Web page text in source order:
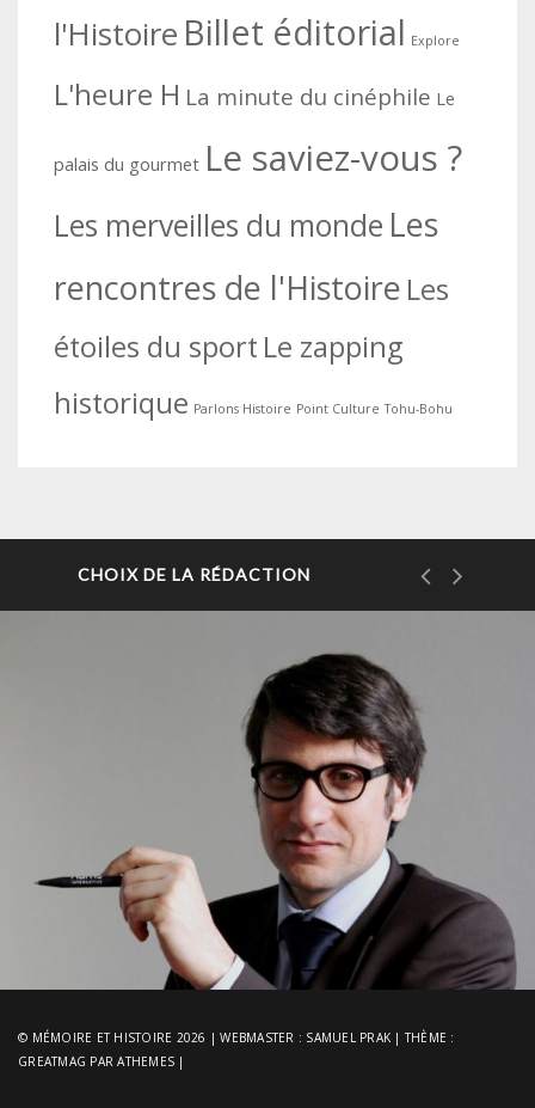
l'Histoire Billet éditorial Explore
L'heure H La minute du cinéphile Le
palais du gourmet Le saviez-vous ?
Les merveilles du monde Les
rencontres de l'Histoire Les
étoiles du sport Le zapping
historique Parlons Histoire Point Culture Tohu-Bohu
CHOIX DE LA RÉDACTION
© MÉMOIRE ET HISTOIRE 2026 |WEBMASTER : SAMUEL PRAK |THÈME :
GREATMAG PAR ATHEMES |